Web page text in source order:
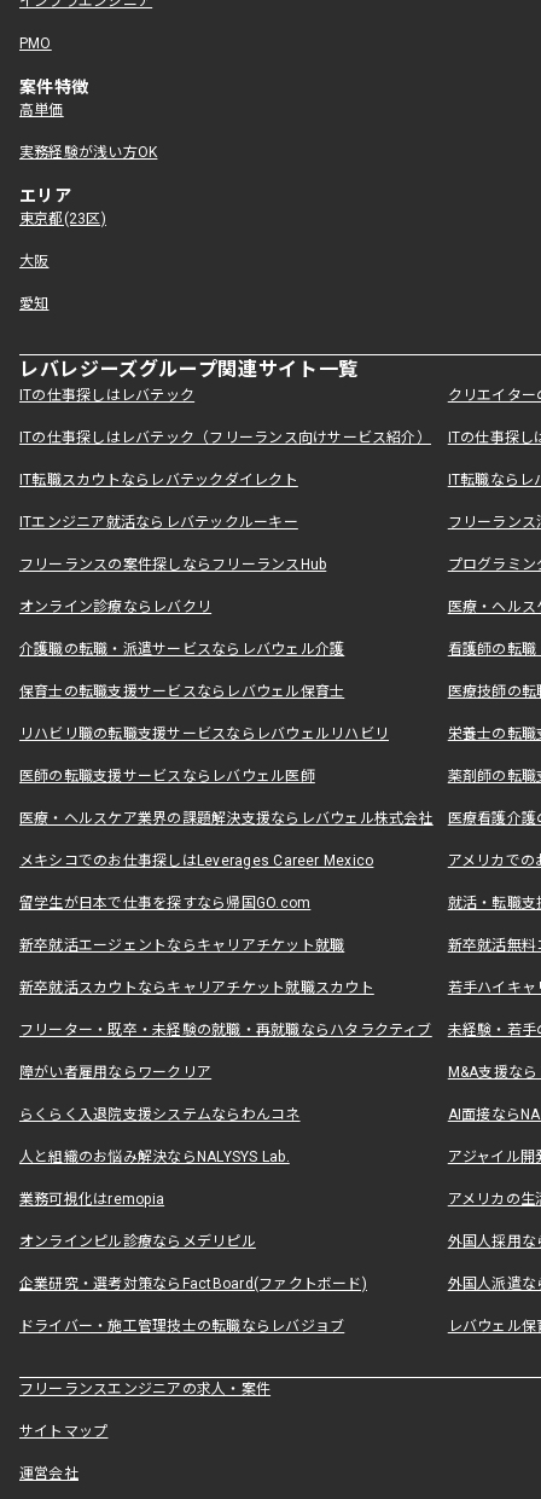
PMO
案件特徴
高単価
実務経験が浅い方OK
エリア
東京都(23区)
大阪
愛知
レバレジーズグループ関連サイト一覧
ITの仕事探しはレバテック クリエイタ
ITの仕事探しはレバテック（フリーランス向けサービス紹介） ITの仕事探
IT転職スカウトならレバテックダイレクト IT転職なら
ITエンジニア就活ならレバテックルーキー フリーラン
フリーランスの案件探しならフリーランスHub プログラミ
オンライン診療ならレバクリ 医療・ヘル
介護職の転職・派遣サービスならレバウェル介護 看護師の転
保育士の転職支援サービスならレバウェル保育士 医療技師の
リハビリ職の転職支援サービスならレバウェルリハビリ 栄養士の転
医師の転職支援サービスならレバウェル医師 薬剤師の転
医療・ヘルスケア業界の課題解決支援ならレバウェル株式会社 医療看護介
メキシコでのお仕事探しはLeverages Career Mexico アメリカで
留学生が日本で仕事を探すなら帰国GO.com 就活・転職
新卒就活エージェントならキャリアチケット就職 新卒就活無料
新卒就活スカウトならキャリアチケット就職スカウト 若手ハイキ
フリーター・既卒・未経験の就職・再就職ならハタラクティブ 未経験・若手
障がい者雇用ならワークリア M&A支援な
らくらく入退院支援システムならわんコネ AI面接なら
人と組織のお悩み解決ならNALYSYS Lab. アジャイル
業務可視化はremopia アメリカの
オンラインピル診療ならメデリピル 外国人採用
企業研究・選考対策ならFactBoard(ファクトボード) 外国人派遣な
ドライバー・施工管理技士の転職ならレバジョブ レバウェル
フリーランスエンジニアの求人・案件
サイトマップ
運営会社